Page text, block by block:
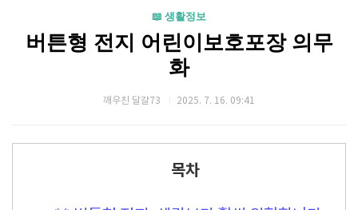
📖 생활정보
버튼형 전지 어린이보호포장 의무
화
깨우친 달걀73 2025. 7. 16. 09:41
목차